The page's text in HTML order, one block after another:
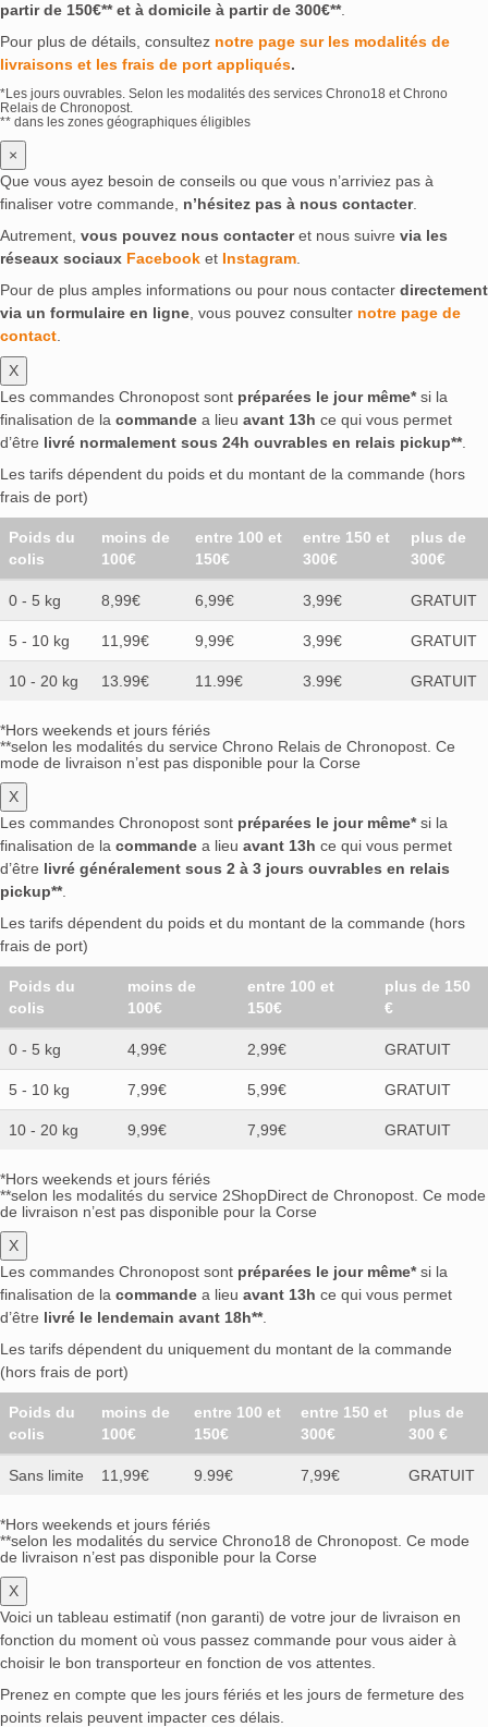
partir de 150€** et à domicile à partir de 300€**.
Pour plus de détails, consultez notre page sur les modalités de
livraisons et les frais de port appliqués.
*Les jours ouvrables. Selon les modalités des services Chrono18 et Chrono
Relais de Chronopost.
** dans les zones géographiques éligibles
×
Que vous ayez besoin de conseils ou que vous n’arriviez pas à
finaliser votre commande, n’hésitez pas à nous contacter.
Autrement, vous pouvez nous contacteret nous suivre via les
réseaux sociaux Facebook et Instagram
Pour de plus amples informations ou pour nous contacter directement
via un formulaire en ligne , vous pouvez consulter notre page de
contact
X
Les commandes Chronopost sont préparées le jour même*si la
finalisation de la commande a lieu avant 13h ce qui vous permet
d’être livré normalement sous 24h ouvrables en relais pickup**.
Les tarifs dépendent du poids et du montant de la commande (hors
frais de port)
Poids du
colis
moins de
100€
entre 100 et
150€
entre 150 et
300€
plus de
300€
0 - 5 kg 8,99€ 6,99€ 3,99€ GRATUIT
5 - 10 kg 11,99€ 9,99€ 3,99€ GRATUIT
10 - 20 kg 13.99€ 11.99€ 3.99€ GRATUIT
*Hors weekends et jours fériés
**selon les modalités du service Chrono Relais de Chronopost. Ce
mode de livraison n’est pas disponible pour la Corse
X
Les commandes Chronopost sont préparées le jour même*si la
finalisation de la commande a lieu avant 13h ce qui vous permet
d’être livré généralement sous 2 à 3 jours ouvrables en relais
pickup**.
Les tarifs dépendent du poids et du montant de la commande (hors
frais de port)
Poids du
colis
moins de
100€
entre 100 et
150€
plus de 150
€
0 - 5 kg 4,99€ 2,99€ GRATUIT
5 - 10 kg 7,99€ 5,99€ GRATUIT
10 - 20 kg 9,99€ 7,99€ GRATUIT
*Hors weekends et jours fériés
**selon les modalités du service 2ShopDirect de Chronopost. Ce mode
de livraison n’est pas disponible pour la Corse
X
Les commandes Chronopost sont préparées le jour même*si la
finalisation de la commande a lieu avant 13h ce qui vous permet
d’être livré le lendemain avant 18h**.
Les tarifs dépendent du uniquement du montant de la commande
(hors frais de port)
Poids du
colis
moins de
100€
entre 100 et
150€
entre 150 et
300€
plus de
300 €
Sans limite 11,99€ 9.99€ 7,99€ GRATUIT
*Hors weekends et jours fériés
**selon les modalités du service Chrono18 de Chronopost. Ce mode
de livraison n’est pas disponible pour la Corse
X
Voici un tableau estimatif (non garanti) de votre jour de livraison en
fonction du moment où vous passez commande pour vous aider à
choisir le bon transporteur en fonction de vos attentes.
Prenez en compte que les jours fériés et les jours de fermeture des
points relais peuvent impacter ces délais.